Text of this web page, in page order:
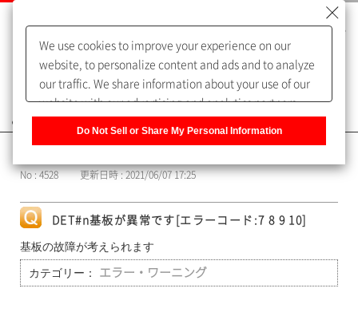
よくあるご質問（FAQ）
No : 4528 更新日時 : 2021/06/07 17:25
DET#n基板が異常です[エラーコード:7 8 9 10]
基板の故障が考えられます
カテゴリー： エラー・ワーニング
We use cookies to improve your experience on our
website, to personalize content and ads and to analyze
our traffic. We share information about your use of our
website with our advertising and analytics partners,
of our sharing information about you with our partners.
Information] to customize your cookie settings on our
Do Not Sell or Share My Personal Information